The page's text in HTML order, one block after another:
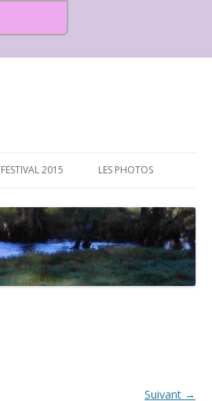
FESTIVAL 2015 LES PHOTOS
FESTIVAL 2016-PHOTOS
FESTIVAL 2017-PHOTOS ET
VIDÉOS
Suivant →